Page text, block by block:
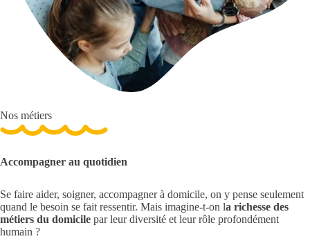
Nos métiers
Accompagner au quotidien
Se faire aider, soigner, accompagner à domicile, on y pense seulement
quand le besoin se fait ressentir. Mais imagine-t-on la richesse des
métiers du domicile par leur diversité et leur rôle profondément
humain ?